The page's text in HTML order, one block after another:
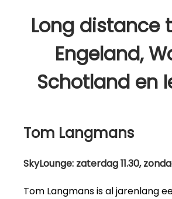
Long distance
Engeland,
Schotland en
Tom Langmans
SkyLounge: zaterdag 11.30,
Tom Langmans is al jarenlang